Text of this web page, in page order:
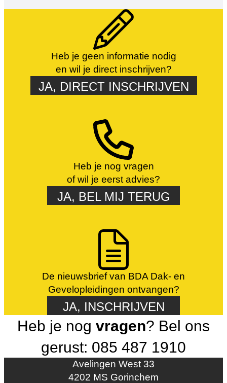
Heb je geen informatie nodig
en wil je direct inschrijven?
JA, DIRECT INSCHRIJVEN
Heb je nog vragen
of wil je eerst advies?
JA, BEL MIJ TERUG
De nieuwsbrief van BDA Dak- en
Gevelopleidingen ontvangen?
JA, INSCHRIJVEN
Heb je nog vragen? Bel ons
gerust: 085 487 1910
Avelingen West 33
4202 MS Gorinchem